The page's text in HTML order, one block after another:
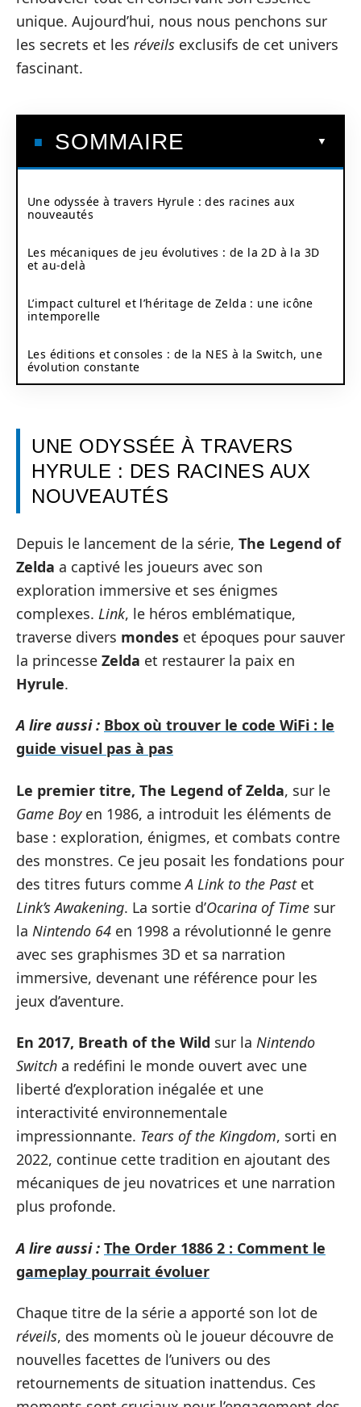
unique. Aujourd’hui, nous nous penchons sur
les secrets et les réveils exclusifs de cet univers
fascinant.
SOMMAIRE
Une odyssée à travers Hyrule : des racines aux
nouveautés
Les mécaniques de jeu évolutives : de la 2D à la 3D
et au-delà
L’impact culturel et l’héritage de Zelda : une icône
intemporelle
Les éditions et consoles : de la NES à la Switch, une
évolution constante
UNE ODYSSÉE À TRAVERS
HYRULE : DES RACINES AUX
NOUVEAUTÉS
Depuis le lancement de la série, The Legend of
Zelda a captivé les joueurs avec son
exploration immersive et ses énigmes
complexes. Link, le héros emblématique,
traverse divers mondes et époques pour sauver
la princesse Zelda et restaurer la paix en
Hyrule.
A lire aussi : Bbox où trouver le code WiFi : le
guide visuel pas à pas
Le premier titre, The Legend of Zelda, sur le
Game Boyen 1986, a introduit les éléments de
base : exploration, énigmes, et combats contre
des monstres. Ce jeu posait les fondations pour
des titres futurs commeA Link to the Pastet
Link’s Awakening. La sortie d’Ocarina of Time sur
la Nintendo 64 en 1998 a révolutionné le genre
avec ses graphismes 3D et sa narration
immersive, devenant une référence pour les
jeux d’aventure.
En 2017, Breath of the Wild sur la Nintendo
Switch a redéfini le monde ouvert avec une
liberté d’exploration inégalée et une
interactivité environnementale
impressionnante. Tears of the Kingdom, sorti en
2022, continue cette tradition en ajoutant des
mécaniques de jeu novatrices et une narration
plus profonde.
A lire aussi : The Order 1886 2 : Comment le
gameplay pourrait évoluer
Chaque titre de la série a apporté son lot de
réveils, des moments où le joueur découvre de
nouvelles facettes de l’univers ou des
retournements de situation inattendus. Ces